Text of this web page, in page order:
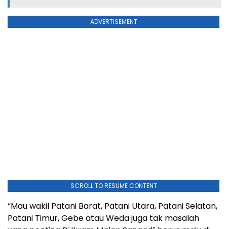
ADVERTISEMENT
SCROLL TO RESUME CONTENT
“Mau wakil Patani Barat, Patani Utara, Patani Selatan,
Patani Timur, Gebe atau Weda juga tak masalah